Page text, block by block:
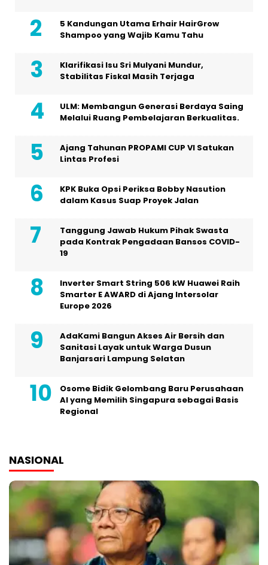
5 Kandungan Utama Erhair HairGrow
Shampoo yang Wajib Kamu Tahu
Klarifikasi Isu Sri Mulyani Mundur,
Stabilitas Fiskal Masih Terjaga
ULM: Membangun Generasi Berdaya Saing
Melalui Ruang Pembelajaran Berkualitas.
Ajang Tahunan PROPAMI CUP VI Satukan
Lintas Profesi
KPK Buka Opsi Periksa Bobby Nasution
dalam Kasus Suap Proyek Jalan
Tanggung Jawab Hukum Pihak Swasta
pada Kontrak Pengadaan Bansos COVID-
19
Inverter Smart String 506 kW Huawei Raih
Smarter E AWARD di Ajang Intersolar
Europe 2026
AdaKami Bangun Akses Air Bersih dan
Sanitasi Layak untuk Warga Dusun
Banjarsari Lampung Selatan
Osome Bidik Gelombang Baru Perusahaan
AI yang Memilih Singapura sebagai Basis
Regional
NASIONAL